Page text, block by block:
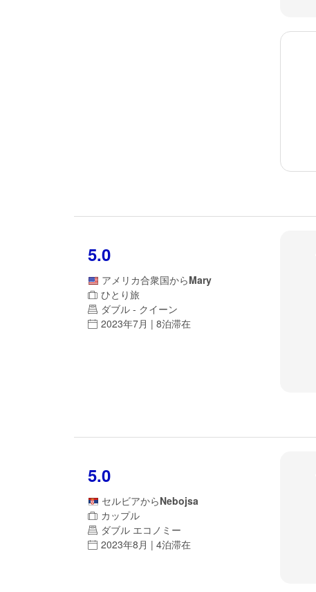
5.0
アメリカ合衆国からMary
ひとり旅
ダブル - クイーン
2023年7月 | 8泊滞在
5.0
セルビアからNebojsa
カップル
ダブル エコノミー
2023年8月 | 4泊滞在